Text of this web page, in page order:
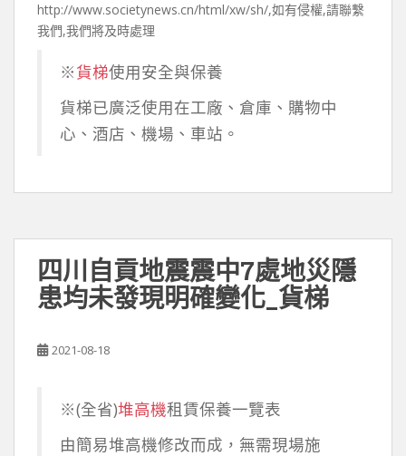
http://www.societynews.cn/html/xw/sh/,如有侵權,請聯繫
我們,我們將及時處理
※貨梯使用安全與保養
貨梯已廣泛使用在工廠、倉庫、購物中
心、酒店、機場、車站。
四川自貢地震震中7處地災隱
患均未發現明確變化_貨梯
2021-08-18
※(全省)堆高機租賃保養一覽表
由簡易堆高機修改而成，無需現場施